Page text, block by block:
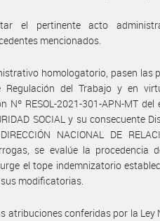
el pertinente acto
mencionados.
homologatorio, pasen las
Regulación del Trabajo y en
RESOL-2021-301-APN-MT del
SOCIAL y su consecuente
NACIONAL DE
se evalúe la procedencia
el tope indemnizatorio
modificatorias.
atribuciones conferidas por la Ley